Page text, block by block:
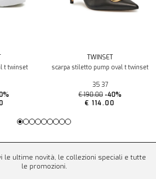
t twinset
TWINSET
scarpa stiletto pump oval t twinset
35 37
€ 190.00 -40%
€ 114.00
le ultime novità, le collezioni speciali e tutte
le promozioni.